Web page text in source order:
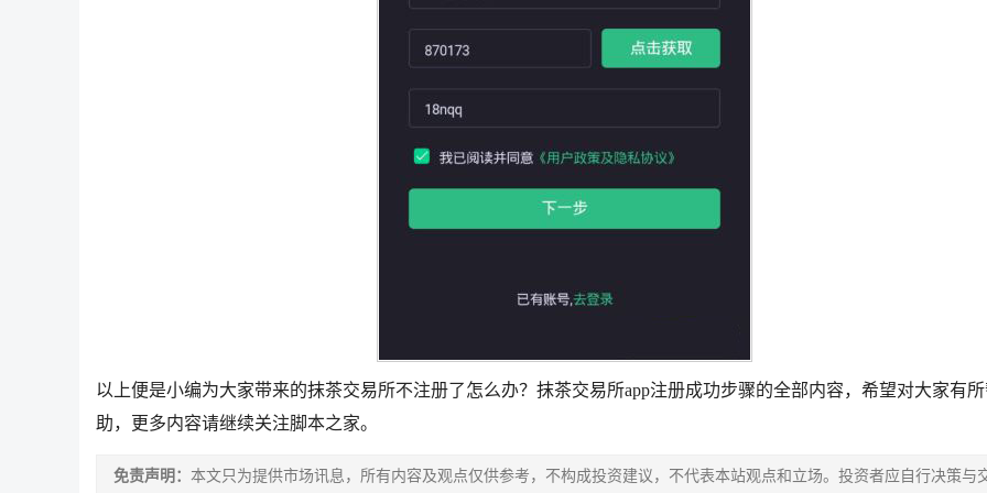
以上便是小编为大家带来的抹茶交易所不注册了怎么办？抹茶交易所app注册成功步骤的全部内容，希望对大家有
助，更多内容请继续关注脚本之家。
免责声明： 本文只为提供市场讯息，所有内容及观点仅供参考，不构成投资建议，不代表本站观点和立场。投资者应自行决策与